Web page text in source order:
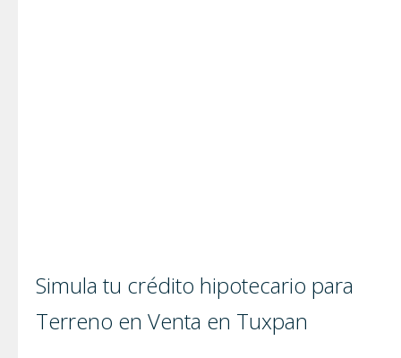
Simula tu crédito hipotecario para
Terreno en Venta en Tuxpan